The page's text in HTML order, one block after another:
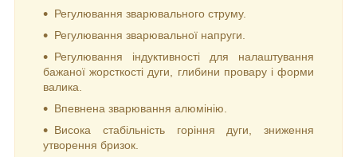
Регулювання зварювального струму.
Регулювання зварювальної напруги.
Регулювання індуктивності для налаштування
бажаної жорсткості дуги, глибини провару і форми
валика.
Впевнена зварювання алюмінію.
Висока стабільність горіння дуги, зниження
утворення бризок.